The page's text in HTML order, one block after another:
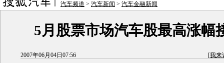
汽车频道 > 汽车新闻 > 汽车金融新闻
5月股票市场汽车股最高涨幅
2007年06月04日07:56 [我来